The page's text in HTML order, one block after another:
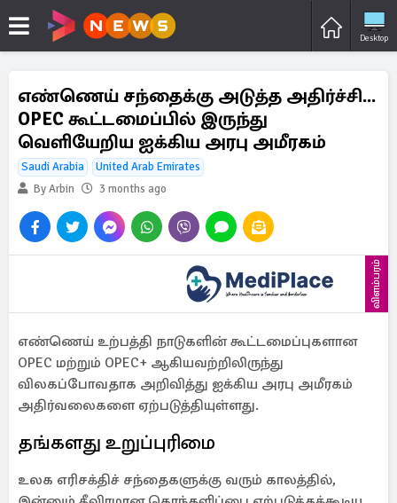
Desktop
எண்ணெய் சந்தைக்கு அடுத்த அதிர்ச்சி...
OPEC கூட்டமைப்பில் இருந்து
வெளியேறிய ஐக்கிய அரபு அமீரகம்
Saudi Arabia
United Arab Emirates
By Arbin
3 months ago
விளம்பரம்
எண்ணெய் உற்பத்தி நாடுகளின் கூட்டமைப்புகளான
OPEC மற்றும் OPEC+ ஆகியவற்றிலிருந்து
விலகப்போவதாக அறிவித்து ஐக்கிய அரபு அமீரகம்
அதிர்வலைகளை ஏற்படுத்தியுள்ளது.
தங்களது உறுப்புரிமை
உலக எரிசக்திச் சந்தைகளுக்கு வரும் காலத்தில்,